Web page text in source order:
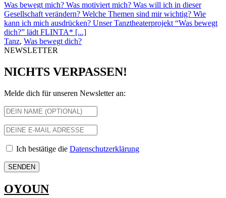
Was bewegt mich? Was motiviert mich? Was will ich in dieser
Gesellschaft verändern? Welche Themen sind mir wichtig? Wie
kann ich mich ausdrücken? Unser Tanztheaterprojekt “Was bewegt
dich?” lädt FLINTA* [...]
Tanz, Was bewegt dich?
NEWSLETTER
NICHTS VERPASSEN!
Melde dich für unseren Newsletter an:
Ich bestätige die Datenschutzerklärung
OYOUN